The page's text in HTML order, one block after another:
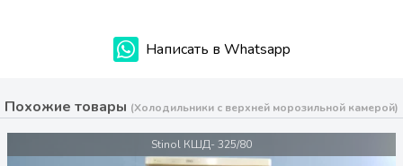
Написать в Whatsapp
Похожие товары (Холодильники с верхней морозильной камерой)
Stinol КШД- 325/80